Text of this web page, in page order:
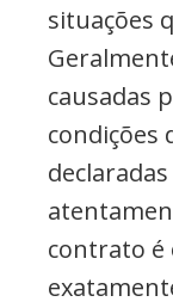
situações
causadas
condições
contrato é